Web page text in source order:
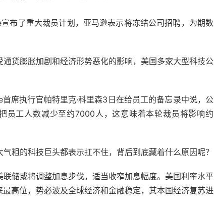
布了重大裁员计划，亚马逊表示将冻结公司招聘，为期数
货膨胀加剧和经济形势恶化的影响，美国多家大型科技公
席执行官帕特里克·科里森3日在给员工的备忘录中说，公
员工人数减少至约7000人，这意味着本轮裁员将影响约
粗的科技巨头都表示扛不住，背后到底藏着什么原因呢？
储或将调整加息步伐，适当收窄加息幅度。美国利率水平
高位，势必波及全球经济和金融稳定，其本国经济复苏进